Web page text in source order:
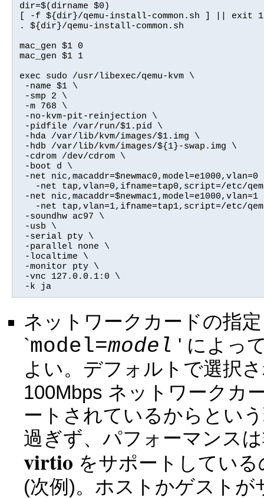
dir=$(dirname $0)
[ -f ${dir}/qemu-install-common.sh ] || exit 1
. ${dir}/qemu-install-common.sh
mac_gen $1 0
mac_gen $1 1
exec sudo /usr/libexec/qemu-kvm \
-name $1 \
-smp 2 \
-m 768 \
-no-kvm-pit-reinjection \
-pidfile /var/run/$1.pid \
-hda /var/lib/kvm/images/$1.img \
-hdb /var/lib/kvm/images/${1}-swap.img \
-cdrom /dev/cdrom \
-boot d \
-net
-net tap,vlan=0,ifname=tap0,script=/etc/
-net
-net tap,vlan=1,ifname=tap1,script=/etc/
-soundhw ac97 \
-usb \
-serial pty \
-parallel none \
-localtime \
-monitor pty \
-vnc 127.0.0.1:0 \
-k ja
ネットワークカードの指
`model=model ' によっ
よい。デフォルトで選択
100Mbps ネットワークカ
ートされているからとい
過ぎず、パフォーマンス
virtio をサポートしてい
(次例)。ホストかゲスト